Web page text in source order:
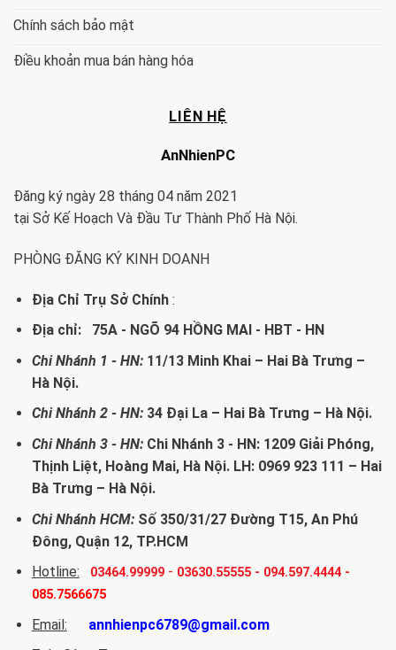
Chính sách bảo mật
Điều khoản mua bán hàng hóa
LIÊN HỆ
AnNhienPC
Đăng ký ngày 28 tháng 04 năm 2021
tại Sở Kế Hoạch Và Đầu Tư Thành Phố Hà Nội.
PHÒNG ĐĂNG KÝ KINH DOANH
Địa Chỉ Trụ Sở Chính:
Địa chỉ: 75A - NGÕ 94 HỒNG MAI - HBT - HN
Chi Nhánh 1 - HN:11/13 Minh Khai – Hai Bà Trưng –
Hà Nội.
Chi Nhánh 2 - HN:34 Đại La – Hai Bà Trưng – Hà Nội.
Chi Nhánh 3 - HN:Chi Nhánh 3 - HN: 1209 Giải Phóng,
Thịnh Liệt, Hoàng Mai, Hà Nội. LH: 0969 923 111 – Hai
Bà Trưng – Hà Nội.
Chi Nhánh HCM:Số 350/31/27 Đường T15, An Phú
Đông, Quận 12, TP.HCM
Hotline:
03464.99999- 03630.55555- 094.597.4444-
085.7566675
Email:
annhienpc6789@gmail.com